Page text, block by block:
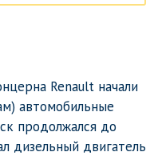
Renault начали
автомобильные
продолжался до
дизельный двигатель